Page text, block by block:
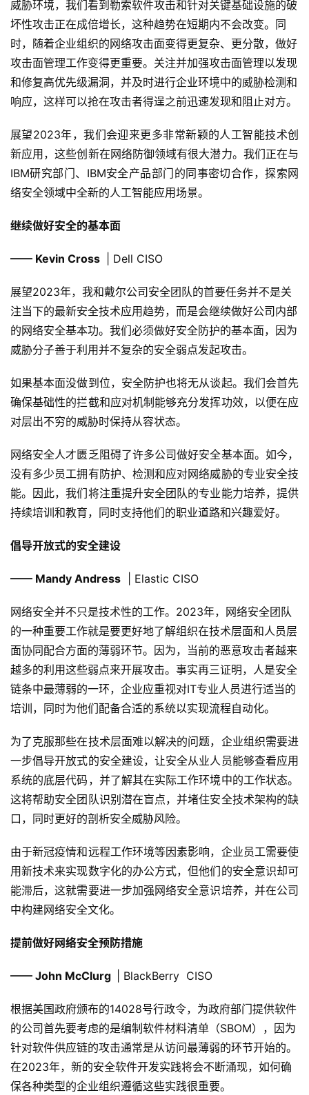
威胁环境，我们看到勒索软件攻击和针对关键基础设施的破
坏性攻击正在成倍增长，这种趋势在短期内不会改变。同
时，随着企业组织的网络攻击面变得更复杂、更分散，做好
攻击面管理工作变得更重要。关注并加强攻击面管理以发现
和修复高优先级漏洞，并及时进行企业环境中的威胁检测和
响应，这样可以抢在攻击者得逞之前迅速发现和阻止对方。
展望2023年，我们会迎来更多非常新颖的人工智能技术创
新应用，这些创新在网络防御领域有很大潜力。我们正在与
IBM研究部门、IBM安全产品部门的同事密切合作，探索网
络安全领域中全新的人工智能应用场景。
继续做好安全的基本面
—— Kevin Cross | Dell CISO
展望2023年，我和戴尔公司安全团队的首要任务并不是关
注当下的最新安全技术应用趋势，而是会继续做好公司内部
的网络安全基本功。我们必须做好安全防护的基本面，因为
威胁分子善于利用并不复杂的安全弱点发起攻击。
如果基本面没做到位，安全防护也将无从谈起。我们会首先
确保基础性的拦截和应对机制能够充分发挥功效，以便在应
对层出不穷的威胁时保持从容状态。
网络安全人才匮乏阻碍了许多公司做好安全基本面。如今，
没有多少员工拥有防护、检测和应对网络威胁的专业安全技
能。因此，我们将注重提升安全团队的专业能力培养，提供
持续培训和教育，同时支持他们的职业道路和兴趣爱好。
倡导开放式的安全建设
—— Mandy Andress | Elastic CISO
网络安全并不只是技术性的工作。2023年，网络安全团队
的一种重要工作就是要更好地了解组织在技术层面和人员层
面协同配合方面的薄弱环节。因为，当前的恶意攻击者越来
越多的利用这些弱点来开展攻击。事实再三证明，人是安全
链条中最薄弱的一环，企业应重视对IT专业人员进行适当的
培训，同时为他们配备合适的系统以实现流程自动化。
为了克服那些在技术层面难以解决的问题，企业组织需要进
一步倡导开放式的安全建设，让安全从业人员能够查看应用
系统的底层代码，并了解其在实际工作环境中的工作状态。
这将帮助安全团队识别潜在盲点，并堵住安全技术架构的缺
口，同时更好的剖析安全威胁风险。
由于新冠疫情和远程工作环境等因素影响，企业员工需要使
用新技术来实现数字化的办公方式，但他们的安全意识却可
能滞后，这就需要进一步加强网络安全意识培养，并在公司
中构建网络安全文化。
提前做好网络安全预防措施
—— John McClurg | BlackBerry CISO
根据美国政府颁布的14028号行政令，为政府部门提供软件
的公司首先要考虑的是编制软件材料清单（SBOM），因为
针对软件供应链的攻击通常是从访问最薄弱的环节开始的。
在2023年，新的安全软件开发实践将会不断涌现，如何确
保各种类型的企业组织遵循这些实践很重要。